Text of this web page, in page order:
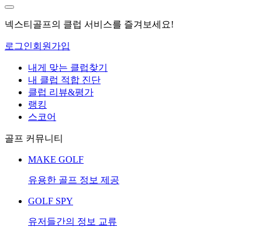
넥스티골프의 클럽 서비스를 즐겨보세요!
로그인회원가입
내게 맞는 클럽찾기
내 클럽 적합 진단
클럽 리뷰&평가
랭킹
스코어
골프 커뮤니티
MAKE GOLF
유용한 골프 정보 제공
GOLF SPY
유저들간의 정보 교류